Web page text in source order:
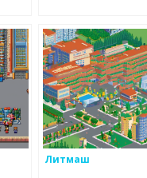
Литмаш